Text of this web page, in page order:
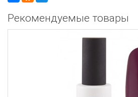
Рекомендуемые товары